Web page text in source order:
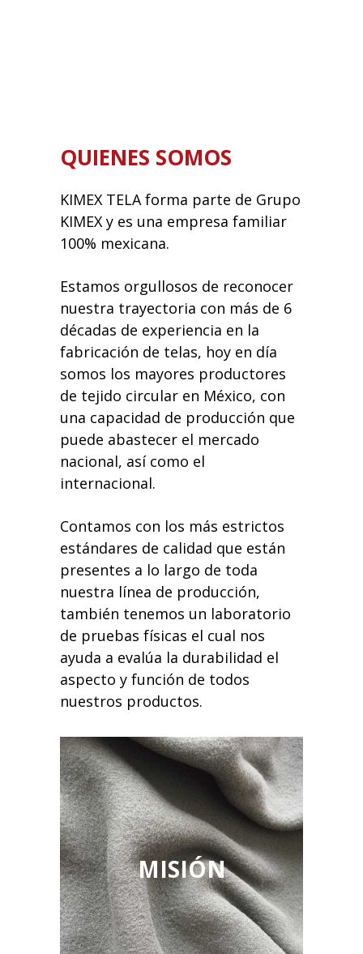
QUIENES SOMOS
KIMEX TELA forma parte de Grupo
KIMEX y es una empresa familiar
100% mexicana.
Estamos orgullosos de reconocer
nuestra trayectoria con más de 6
décadas de experiencia en la
fabricación de telas, hoy en día
somos los mayores productores
de tejido circular en México, con
una capacidad de producción que
puede abastecer el mercado
nacional, así como el
internacional.
Contamos con los más estrictos
estándares de calidad que están
presentes a lo largo de toda
nuestra línea de producción,
también tenemos un laboratorio
de pruebas físicas el cual nos
ayuda a evalúa la durabilidad el
aspecto y función de todos
nuestros productos.
MISIÓN
Éxito a través del servicio.